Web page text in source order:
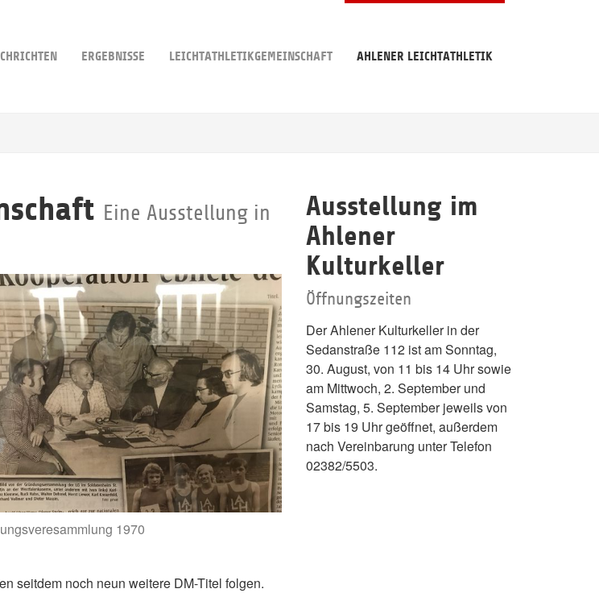
ERGEBNISSE LEICHTATHLETIKGEMEINSCHAFT AHLENER LEICHTATHLETIK
Eine Ausstellung in
1970
seitdem noch neun weitere DM-Titel folgen.
Ausstellung im
Ahlener
Kulturkeller
Öffnungszeiten
Der Ahlener Kulturkeller in der
Sedanstraße 112 ist am Sonntag,
30. August, von 11 bis 14 Uhr sowie
am Mittwoch, 2. September und
Samstag, 5. September jeweils von
17 bis 19 Uhr geöffnet, außerdem
nach Vereinbarung unter Telefon
02382/5503.